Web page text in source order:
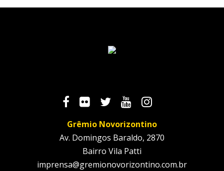
Grêmio Novorizontino
Av. Domingos Baraldo, 2870
Bairro Vila Patti
imprensa@gremionovorizontino.com.br